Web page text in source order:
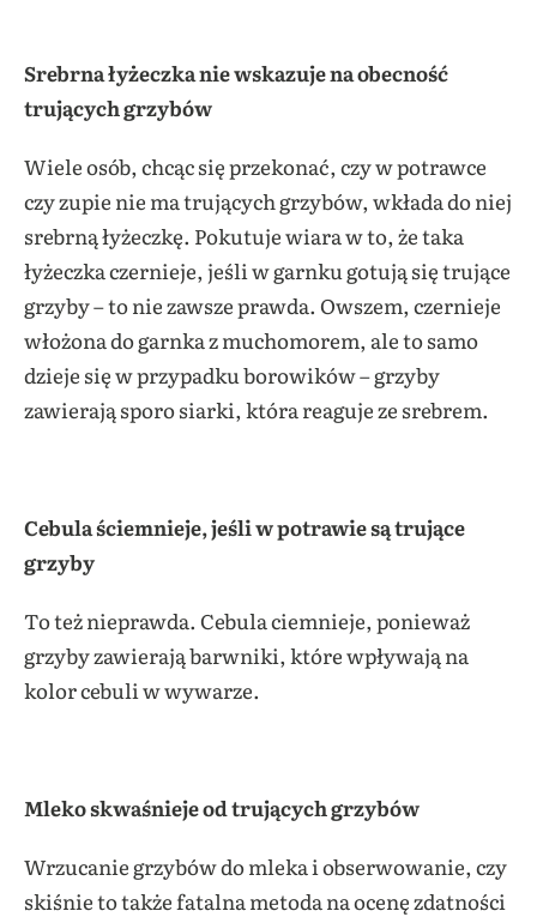
Srebrna łyżeczka nie wskazuje na obecność
trujących grzybów
Wiele osób, chcąc się przekonać, czy w potrawce
czy zupie nie ma trujących grzybów, wkłada do niej
srebrną łyżeczkę. Pokutuje wiara w to, że taka
łyżeczka czernieje, jeśli w garnku gotują się trujące
grzyby – to nie zawsze prawda. Owszem, czernieje
włożona do garnka z muchomorem, ale to samo
dzieje się w przypadku borowików – grzyby
zawierają sporo siarki, która reaguje ze srebrem.
Cebula ściemnieje, jeśli w potrawie są trujące
grzyby
To też nieprawda. Cebula ciemnieje, ponieważ
grzyby zawierają barwniki, które wpływają na
kolor cebuli w wywarze.
Mleko skwaśnieje od trujących grzybów
Wrzucanie grzybów do mleka i obserwowanie, czy
skiśnie to także fatalna metoda na ocenę zdatności